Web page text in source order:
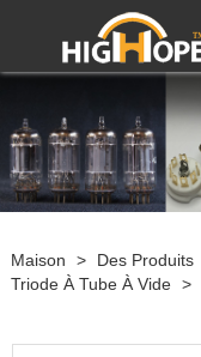
Maison > Des Produits
Triode À Tube À Vide >